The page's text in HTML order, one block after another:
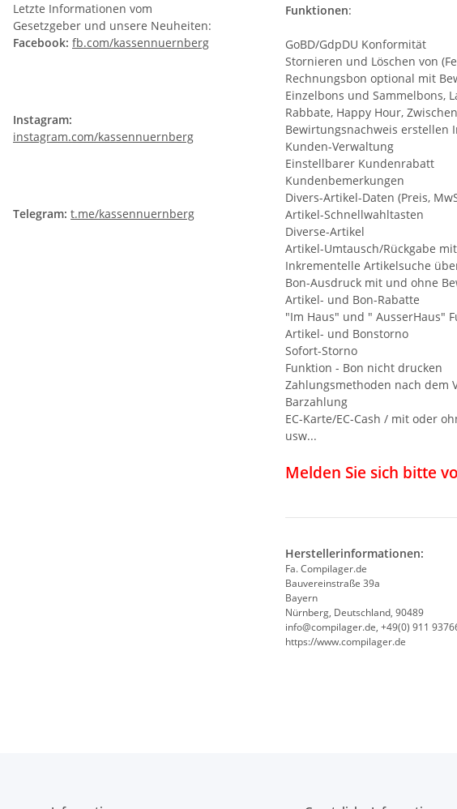
Funktionen:
GoBD/GdpDU Konformität
Stornieren und Löschen von
Rechnungsbon optional mit
Einzelbons und Sammelbons,
Rabbate, Happy Hour,
Bewirtungsnachweis erstellen
Kunden-Verwaltung
Einstellbarer Kundenrabatt
Kundenbemerkungen
Divers-Artikel-Daten (Preis,
Artikel-Schnellwahltasten
Diverse-Artikel
Artikel-Umtausch/Rückgabe
Inkrementelle Artikelsuche
Bon-Ausdruck mit und ohne
Artikel- und Bon-Rabatte
"Im Haus" und " AusserHaus"
Artikel- und Bonstorno
Sofort-Storno
Funktion - Bon nicht drucken
Zahlungsmethoden nach dem
Barzahlung
EC-Karte/EC-Cash / mit oder
usw...
Melden Sie sich bitte
Herstellerinformationen:
Fa. Compilager.de
Bauvereinstraße 39a
Bayern
Nürnberg, Deutschland, 90489
info@compilager.de, +49(0) 911
https://www.compilager.de
Letzte Informationen vom
Gesetzgeber und unsere Neuheiten:
Facebook: fb.com/kassennuernberg
Instagram:
instagram.com/kassennuernberg
Telegram: t.me/kassennuernberg